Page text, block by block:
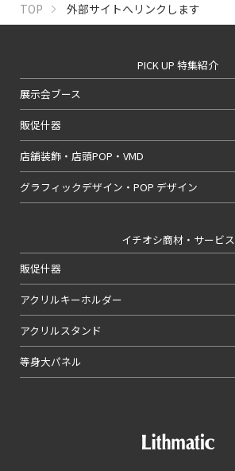
TOP 外部サイトへリンクします
PICK UP 特集紹介
展示会ブース
販促什器
店舗装飾・店頭POP・VMD
グラフィックデザイン・POP デザイン
イチオシ商材・サービス
販促什器
アクリルキーホルダー
アクリルスタンド
等身大パネル